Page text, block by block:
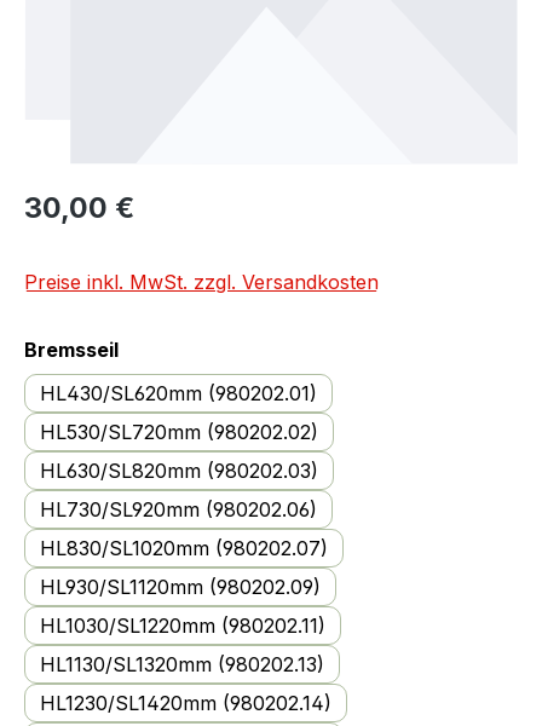
30,00 €
Preise inkl. MwSt. zzgl. Versandkosten
Bremsseilauswählen
HL430/SL620mm (980202.01)
HL530/SL720mm (980202.02)
HL630/SL820mm (980202.03)
HL730/SL920mm (980202.06)
HL830/SL1020mm (980202.07)
HL930/SL1120mm (980202.09)
HL1030/SL1220mm (980202.11)
HL1130/SL1320mm (980202.13)
HL1230/SL1420mm (980202.14)